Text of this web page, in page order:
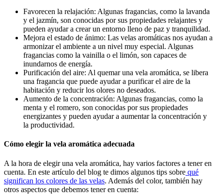
Favorecen la relajación: Algunas fragancias, como la lavanda
y el jazmín, son conocidas por sus propiedades relajantes y
pueden ayudar a crear un entorno lleno de paz y tranquilidad.
Mejora el estado de ánimo: Las velas aromáticas nos ayudan a
armonizar el ambiente a un nivel muy especial. Algunas
fragancias como la vainilla o el limón, son capaces de
inundarnos de energía.
Purificación del aire: Al quemar una vela aromática, se libera
una fragancia que puede ayudar a purificar el aire de la
habitación y reducir los olores no deseados.
Aumento de la concentración: Algunas fragancias, como la
menta y el romero, son conocidas por sus propiedades
energizantes y pueden ayudar a aumentar la concentración y
la productividad.
Cómo elegir la vela aromática adecuada
A la hora de elegir una vela aromática, hay varios factores a tener en
cuenta. En este artículo del blog te dimos algunos tips sobre qué
significan los colores de las velas. Además del color, también hay
otros aspectos que debemos tener en cuenta: